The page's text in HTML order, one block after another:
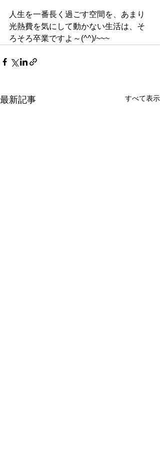
人生を一番長く過ごす空間を、あまり
光熱費を気にして動かない生活は、そ
ろそろ卒業ですよ～(^^)/~~~
最新記事 すべて表示